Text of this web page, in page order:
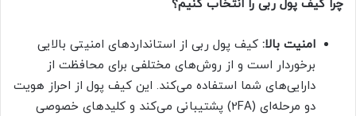
چرا کیف پول ربی را انتخاب کنیم؟
امنیت بالا: کیف پول ربی از استانداردهای امنیتی بالایی
برخوردار است و از روش‌های مختلفی برای محافظت از
دارایی‌های شما استفاده می‌کند. این کیف پول از احراز هویت
دو مرحله‌ای (2FA) پشتیبانی می‌کند و کلیدهای خصوصی